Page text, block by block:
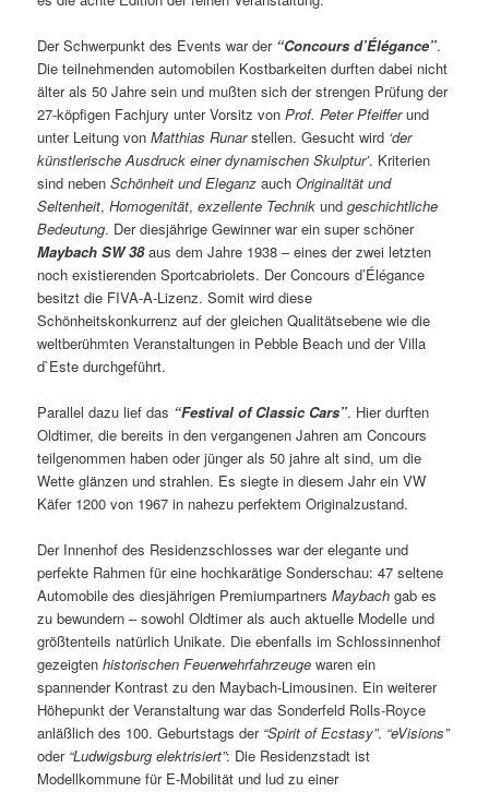
Der Schwerpunkt des Events war der “Concours d’Élégance”.
Die teilnehmenden automobilen Kostbarkeiten durften dabei nicht
älter als 50 Jahre sein und mußten sich der strengen Prüfung der
27-köpfigen Fachjury unter Vorsitz vonProf. Peter Pfeifferund
unter Leitung vonMatthias Runarstellen. Gesucht wird ‘der
künstlerische Ausdruck einer dynamischen Skulptur’. Kriterien
sind nebenSchönheit und Eleganz auchOriginalität und
Seltenheit,Homogenität,exzellente Technik undgeschichtliche
Bedeutung. Der diesjährige Gewinner war ein super schöner
Maybach SW 38aus dem Jahre 1938 – eines der zwei letzten
noch existierenden Sportcabriolets. Der Concours d’Élégance
besitzt die FIVA-A-Lizenz. Somit wird diese
Schönheitskonkurrenz auf der gleichen Qualitätsebene wie die
weltberühmten Veranstaltungen in Pebble Beach und der Villa
d`Este durchgeführt.
Parallel dazu lief das “Festival of Classic Cars”. Hier durften
Oldtimer, die bereits in den vergangenen Jahren am Concours
teilgenommen haben oder jünger als 50 jahre alt sind, um die
Wette glänzen und strahlen. Es siegte in diesem Jahr ein VW
Käfer 1200 von 1967 in nahezu perfektem Originalzustand.
Der Innenhof des Residenzschlosses war der elegante und
perfekte Rahmen für eine hochkarätige Sonderschau: 47 seltene
Automobile des diesjährigen PremiumpartnersMaybach gab es
zu bewundern – sowohl Oldtimer als auch aktuelle Modelle und
größtenteils natürlich Unikate. Die ebenfalls im Schlossinnenhof
gezeigtenhistorischen Feuerwehrfahrzeuge waren ein
spannender Kontrast zu den Maybach-Limousinen. Ein weiterer
Höhepunkt der Veranstaltung war das Sonderfeld Rolls-Royce
anläßlich des 100. Geburtstags der“Spirit of Ecstasy”. “eVisions”
oder“Ludwigsburg elektrisiert”: Die Residenzstadt ist
Modellkommune für E-Mobilität und lud zu einer